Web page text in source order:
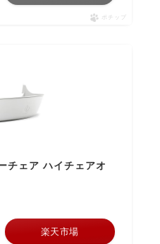
ポチップ
チェア ハイチェアオ
楽天市場